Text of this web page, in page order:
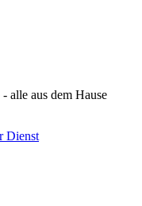
alle aus dem Hause
Dienst